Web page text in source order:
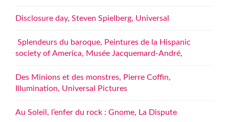
Disclosure day, Steven Spielberg, Universal
Splendeurs du baroque, Peintures de la Hispanic
society of America, Musée Jacquemard-André,
Des Minions et des monstres, Pierre Coffin,
Illumination, Universal Pictures
Au Soleil, l’enfer du rock : Gnome, La Dispute